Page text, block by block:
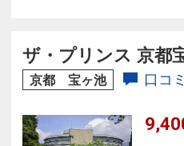
ど、心のこもったおもて
だけます。
ザ・プリンス 京都
京都 宝ヶ池
口コ